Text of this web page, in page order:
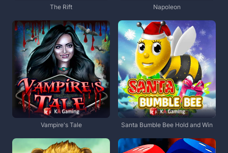
The Rift Napoleon
Vampire's Tale Santa Bumble Bee Hold and Win